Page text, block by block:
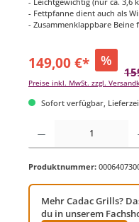
- Fettpfanne dient auch als
- Zusammenklappbare Beine
149,00 €* %
Preise inkl. MwSt. zzgl.
Sofort verfügbar,
Produkt Anzahl: Gib den
Produktnummer:
Mehr Cadac Grills?
du in unserem